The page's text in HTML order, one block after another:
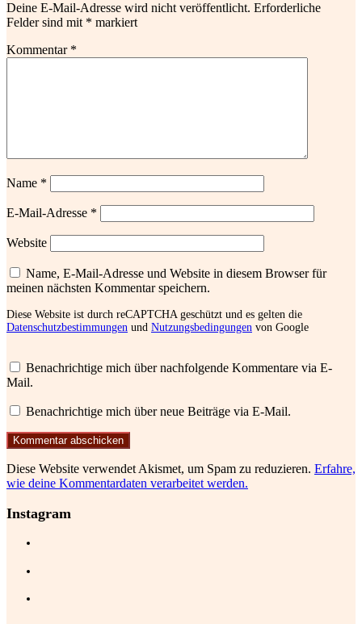
Deine E-Mail-Adresse wird nicht veröffentlicht. Erforderliche
Felder sind mit * markiert
Kommentar *
Name *
E-Mail-Adresse *
Website
Name, E-Mail-Adresse und Website in diesem Browser für
meinen nächsten Kommentar speichern.
Diese Website ist durch reCAPTCHA geschützt und es gelten die
Datenschutzbestimmungen und Nutzungsbedingungen von Google
Benachrichtige mich über nachfolgende Kommentare via E-
Mail.
Benachrichtige mich über neue Beiträge via E-Mail.
Diese Website verwendet Akismet, um Spam zu reduzieren. Erfahre,
wie deine Kommentardaten verarbeitet werden.
Instagram